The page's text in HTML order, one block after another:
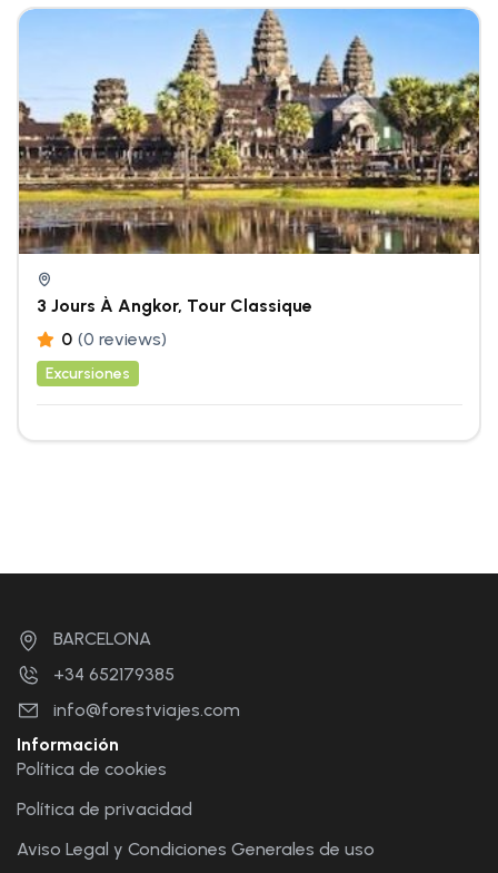
3 Jours À Angkor, Tour Classique
0 (0 reviews)
Excursiones
BARCELONA
+34 652179385
info@forestviajes.com
Información
Política de cookies
Política de privacidad
Aviso Legal y Condiciones Generales de uso